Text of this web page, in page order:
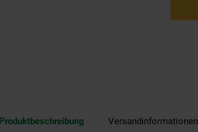
Produktbeschreibung Versandinformationen